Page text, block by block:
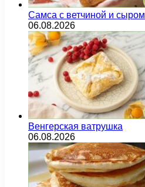
Самса с ветчиной и сыром
06.08.2026
Венгерская ватрушка
06.08.2026